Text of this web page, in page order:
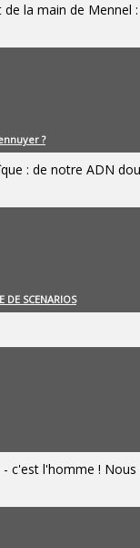
de la main de Mennel :
?
: de notre ADN
DE SCENARIOS
c'est l'homme ! Nous